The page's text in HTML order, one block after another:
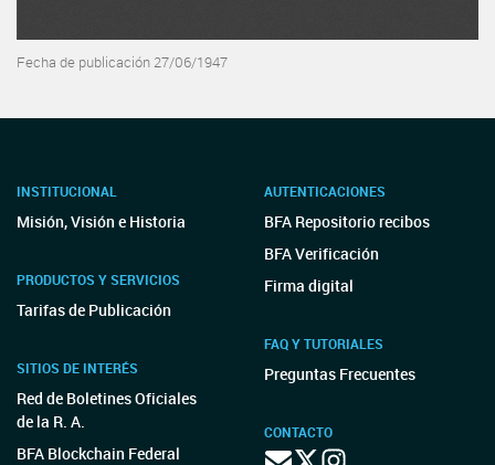
Fecha de publicación 27/06/1947
INSTITUCIONAL
Misión, Visión e Historia
PRODUCTOS Y SERVICIOS
Tarifas de Publicación
SITIOS DE INTERÉS
Red de Boletines Oficiales
de la R. A.
BFA Blockchain Federal
AUTENTICACIONES
BFA Repositorio recibos
BFA Verificación
Firma digital
FAQ Y TUTORIALES
Preguntas Frecuentes
CONTACTO